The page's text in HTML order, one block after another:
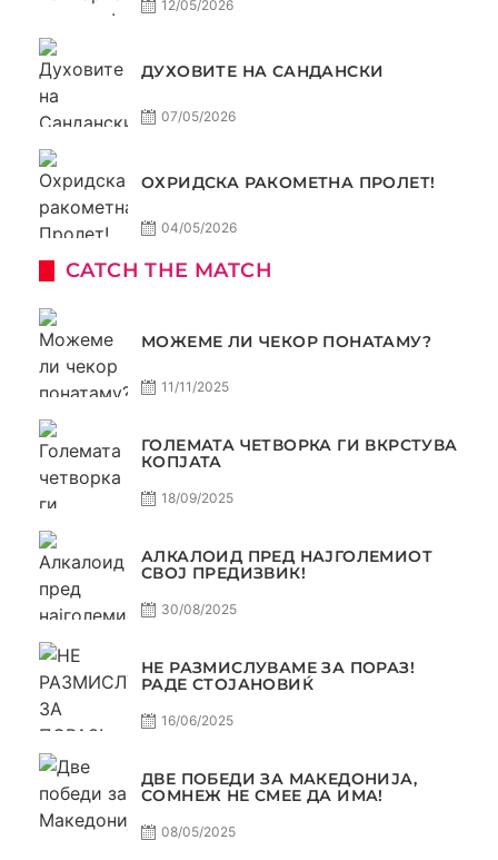
12/05/2026
ДУХОВИТЕ НА САНДАНСКИ
07/05/2026
ОХРИДСКА РАКОМЕТНА ПРОЛЕТ!
04/05/2026
CATCH THE MATCH
МОЖЕМЕ ЛИ ЧЕКОР ПОНАТАМУ?
11/11/2025
ГОЛЕМАТА ЧЕТВОРКА ГИ ВКРСТУВА
КОПЈАТА
18/09/2025
АЛКАЛОИД ПРЕД НАЈГОЛЕМИОТ
СВОЈ ПРЕДИЗВИК!
30/08/2025
НЕ РАЗМИСЛУВАМЕ ЗА ПОРАЗ!
РАДЕ СТОЈАНОВИЌ
16/06/2025
ДВЕ ПОБЕДИ ЗА МАКЕДОНИЈА,
СОМНЕЖ НЕ СМЕЕ ДА ИМА!
08/05/2025